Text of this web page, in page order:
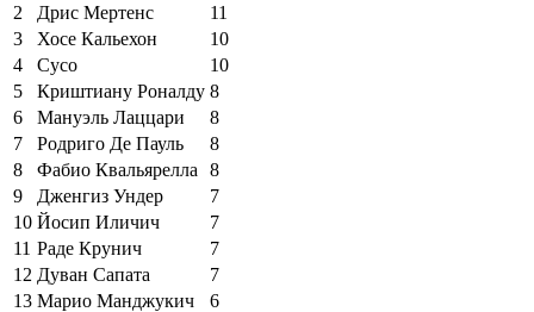
2
Дрис Мертенс
11
3
Хосе Кальехон
10
4
Сусо
10
5
Криштиану Роналду 8
6
Мануэль Лаццари
8
7
Родриго Де Пауль
8
8
Фабио Квальярелла
8
9
Дженгиз Ундер
7
10 Йосип Иличич
7
11 Раде Крунич
7
12 Дуван Сапата
7
13 Марио Манджукич
6